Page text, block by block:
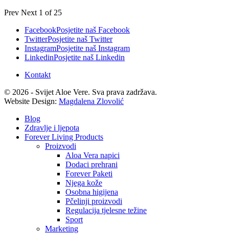
Prev Next 1 of 25
FacebookPosjetite naš Facebook
TwitterPosjetite naš Twitter
InstagramPosjetite naš Instagram
LinkedinPosjetite naš Linkedin
Kontakt
© 2026 - Svijet Aloe Vere. Sva prava zadržava.
Website Design: Magdalena Zlovolić
Blog
Zdravlje i ljepota
Forever Living Products
Proizvodi
Aloa Vera napici
Dodaci prehrani
Forever Paketi
Njega kože
Osobna higijena
Pčelinji proizvodi
Regulacija tjelesne težine
Sport
Marketing